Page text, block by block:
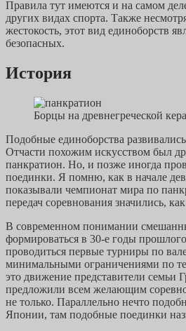
Правила тут имеются и на самом
других видах спорта. Также
жестокость, этот вид единоборств
безопасных.
История
Борцы на древнегреческой
Подобные единоборства
Отчасти похожим искусством был
панкратион. Но, и позже иногда
поединки. Я помню, как в начале
показывали чемпионат мира по
передач соревнования значились,
В современном понимании
формироваться в 30-е годы
проводиться первые турниры по
минимальными ограничениями по
это движение представители семьи
предложили всем желающим
не только. Параллельно нечто
Японии, там подобные поединки